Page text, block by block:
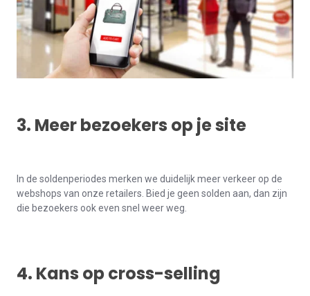
3. Meer bezoekers op je site
In de soldenperiodes merken we duidelijk meer verkeer op de
webshops van onze retailers. Bied je geen solden aan, dan zijn
die bezoekers ook even snel weer weg.
4. Kans op cross-selling